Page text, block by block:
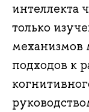
интеллекта
только
механизмов
подходов к